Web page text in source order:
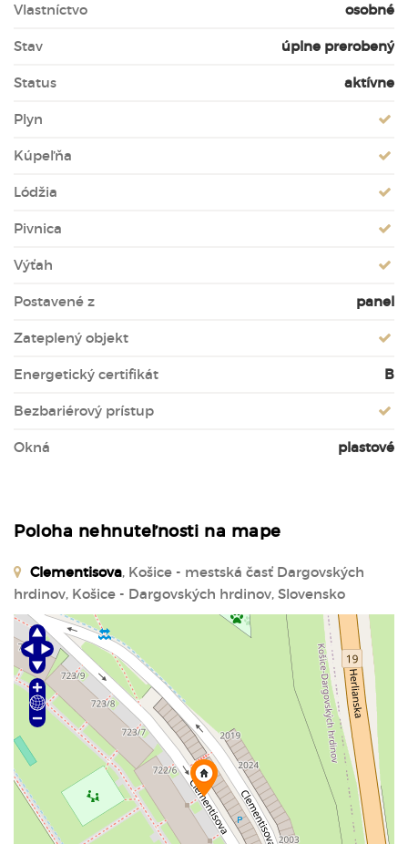
Vlastníctvo osobné
Stav úplne prerobený
Status aktívne
Plyn
Kúpeľňa
Lódžia
Pivnica
Výťah
Postavené z panel
Zateplený objekt
Energetický certifikát B
Bezbariérový prístup
Okná plastové
Poloha nehnuteľnosti na mape
Clementisova, Košice - mestská časť Dargovských
hrdinov, Košice - Dargovských hrdinov, Slovensko